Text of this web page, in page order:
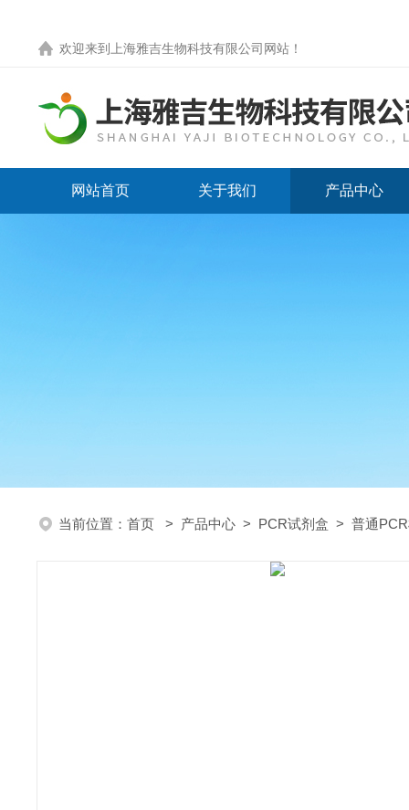
欢迎来到 上海雅吉生物科技有限公司网站 ！
网站首页 关于我们 产品中心
当前位置： 首页 > 产品中心 > PCR试剂盒 > 普通